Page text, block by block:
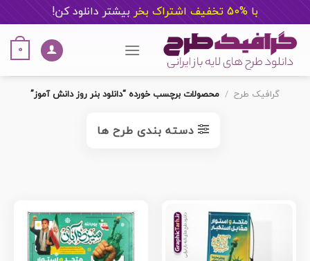
با %50 تخفیف اشتراک بخر بیشتر دانلود کن!
content
0
گرافیک طرح / محصولات برچسب خورده “دانلود بنر روز دانش آموز”
دسته بندی طرح ها